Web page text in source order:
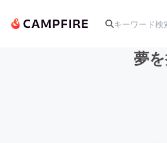
夢